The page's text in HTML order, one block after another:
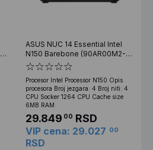
ASUS NUC 14 Essential Intel
N150 Barebone (90AR00M2-
M000F0)
Procesor Intel Processor N150 Opis
procesora Broj jezgara: 4 Broj niti: 4
CPU Socker 1264 CPU Cache size
6MB RAM
29.849 00 RSD
VIP cena: 29.027 00
RSD